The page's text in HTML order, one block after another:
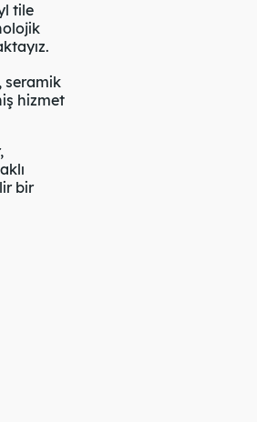
tile
seramik
hizmet
bir